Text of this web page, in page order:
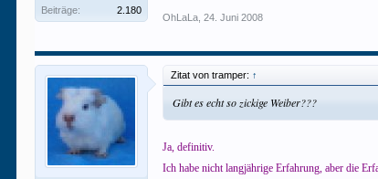
Beiträge:
2.180
OhLaLa 24. Juni 2008
Zitat von tramper: ↑
Gibt es echt so zickige Weiber???
Ja, definitiv.
Ich habe nicht langjährige Erfahrung, aber die